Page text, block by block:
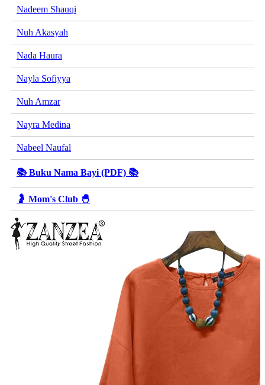
Nadeem Shauqi
Nuh Akasyah
Nada Haura
Nayla Sofiyya
Nuh Amzar
Nayra Medina
Nabeel Naufal
📚 Buku Nama Bayi (PDF) 📚
🤰 Mom's Club 🐣